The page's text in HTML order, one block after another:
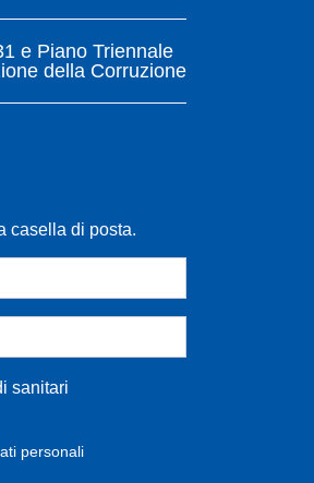
e Piano Triennale
della Corruzione
casella di posta.
sanitari
personali